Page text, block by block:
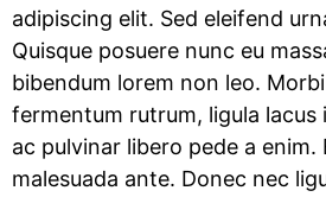
adipiscing elit. Sed eleifend
Quisque posuere nunc eu
bibendum lorem non leo.
fermentum rutrum, ligula lacus
ac pulvinar libero pede a
malesuada ante. Donec nec